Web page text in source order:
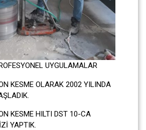
UYGULAMALAR
KESME OLARAK 2002 YILINDA
KESME HILTI DST 10-CA
YAPTIK.